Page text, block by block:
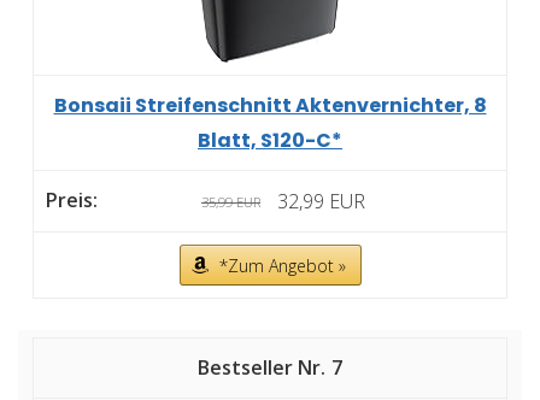
Bonsaii Streifenschnitt Aktenvernichter, 8
Blatt, S120-C*
35,99 EUR 32,99 EUR
*Zum Angebot »
7